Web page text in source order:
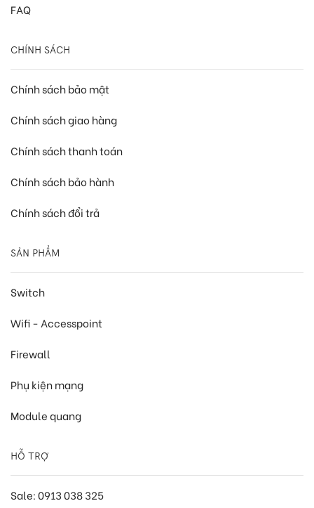
FAQ
CHÍNH SÁCH
Chính sách bảo mật
Chính sách giao hàng
Chính sách thanh toán
Chính sách bảo hành
Chính sách đổi trả
SẢN PHẨM
Switch
Wifi - Accesspoint
Firewall
Phụ kiện mạng
Module quang
HỖ TRỢ
Sale: 0913 038 325